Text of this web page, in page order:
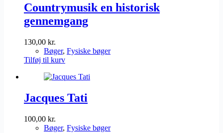
Countrymusik en historisk
gennemgang
130,00 kr.
Bøger, Fysiske bøger
Tilføj til kurv
Jacques Tati
100,00 kr.
Bøger, Fysiske bøger